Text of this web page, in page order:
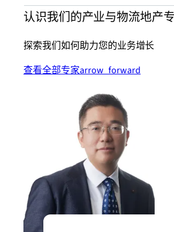
认识我们的产业与物流地产
探索我们如何助力您的业务增长
查看全部专家arrow_forward